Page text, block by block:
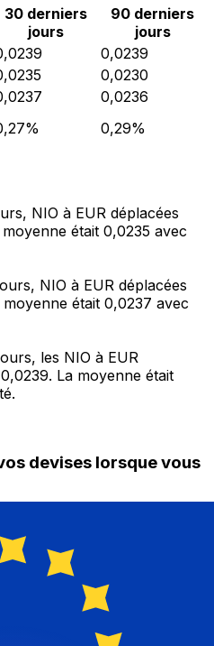
30 derniers
jours
90 derniers
jours
0,0239
0,0230
0,0236
0,29%
NIO à EUR déplacées
était 0,0235 avec
NIO à EUR déplacées
était 0,0237 avec
les NIO à EUR
La moyenne était
devises lorsque vous
d'argent internationaux
Convertissez des devises,
taux et transférez de
cachés. Téléchargez
!